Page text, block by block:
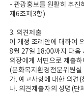
- 관광홍보를 원활히 추진
제6조제3항)
3. 의견제출
이 개정 조례안에 대하여
8월 27일 18:00까지 다음
의장에게 서면으로 제출
(문화복지환경전문위원
가. 예고사항에 대한 의견
나. 의견제출자의 성명(단